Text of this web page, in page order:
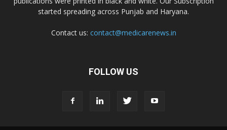
Diya Healthcare Private Limited
Divine Savior Pvt Ltd
started spreading across Punjab and Haryana.
Contact us: contact@medicarenews.in
FOLLOW US